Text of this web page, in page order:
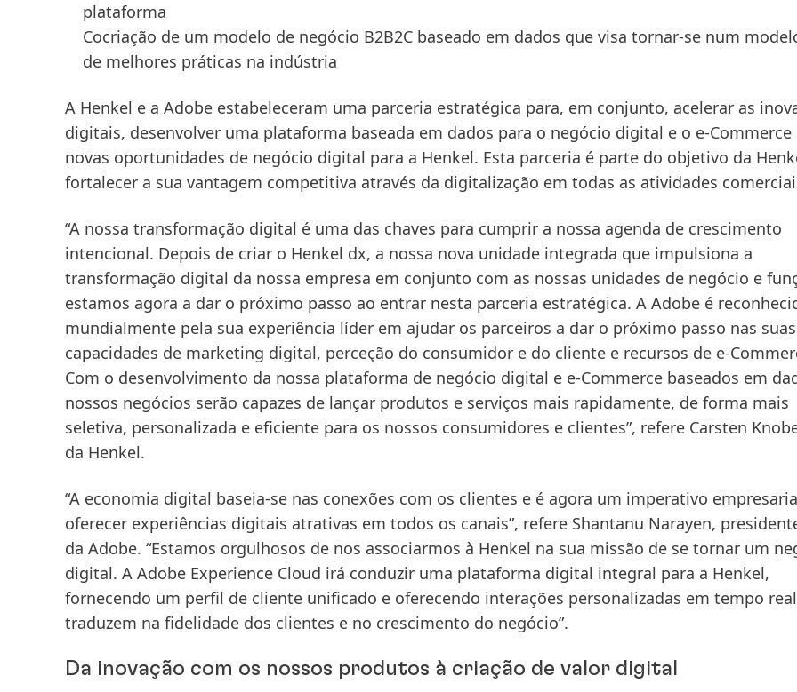
plataforma
Cocriação de um modelo de negócio B2B2C baseado em dados que visa tornar-se num
de melhores práticas na indústria
A Henkel e a Adobe estabeleceram uma parceria estratégica para, em conjunto, acelerar as
digitais, desenvolver uma plataforma baseada em dados para o negócio digital e o e-Commerce
novas oportunidades de negócio digital para a Henkel. Esta parceria é parte do objetivo da
fortalecer a sua vantagem competitiva através da digitalização em todas as atividades
“A nossa transformação digital é uma das chaves para cumprir a nossa agenda de crescimento
intencional. Depois de criar o Henkel dx, a nossa nova unidade integrada que impulsiona a
transformação digital da nossa empresa em conjunto com as nossas unidades de negócio e
estamos agora a dar o próximo passo ao entrar nesta parceria estratégica. A Adobe é
mundialmente pela sua experiência líder em ajudar os parceiros a dar o próximo passo nas suas
capacidades de marketing digital, perceção do consumidor e do cliente e recursos de e-
Com o desenvolvimento da nossa plataforma de negócio digital e e-Commerce baseados em
nossos negócios serão capazes de lançar produtos e serviços mais rapidamente, de forma mais
seletiva, personalizada e eficiente para os nossos consumidores e clientes”, refere Carsten
da Henkel.
“A economia digital baseia-se nas conexões com os clientes e é agora um imperativo
oferecer experiências digitais atrativas em todos os canais”, refere Shantanu Narayen,
da Adobe. “Estamos orgulhosos de nos associarmos à Henkel na sua missão de se tornar um
digital. A Adobe Experience Cloud irá conduzir uma plataforma digital integral para a Henkel,
fornecendo um perfil de cliente unificado e oferecendo interações personalizadas em tempo
traduzem na fidelidade dos clientes e no crescimento do negócio”.
Da inovação com os nossos produtos à criação de valor digital